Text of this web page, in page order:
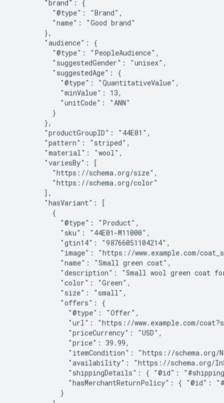
        "brand": {
          "@type": "Brand",
          "name": "Good brand"
        },
        "audience": {
          "@type": "PeopleAudience",
          "suggestedGender": "unisex",
          "suggestedAge": {
            "@type": "QuantitativeValue",
            "minValue": 13,
            "unitCode": "ANN"
          }
        },
        "productGroupID": "44E01",
        "pattern": "striped",
        "material": "wool",
        "variesBy": [
          "https://schema.org/size",
          "https://schema.org/color"
        ],
        "hasVariant": [
          {
            "@type": "Product",
            "sku": "44E01-M11000",
            "gtin14": "98766051104214",
"image": "https://www.example.com/
            "name": "Small green coat",
"description": "Small wool green coat
            "color": "Green",
            "size": "small",
            "offers": {
              "@type": "Offer",
"url": "https://www.example.com/
              "priceCurrency": "USD",
              "price": 39.99,
"itemCondition": "https://schema.org/
"availability": "https://schema.org/
"shippingDetails": { "@id":
"hasMerchantReturnPolicy": { "@id":
            }